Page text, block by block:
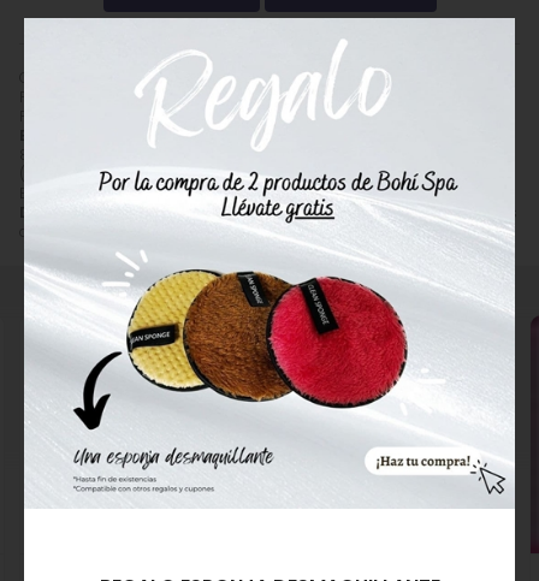
Depilève Espátula Mediana Corporal**
Producto descatalogado, recogida en tienda.
Precio, información, características e imágenes de
Espátula Mediana Corporal** referencia 8432666050783, EAN
8435179301078, pertenece a la categoría
(32) y a la marcaDepilève(81).
Encuentra productos relacionados y de similares características a
Depilève Espátula Mediana Corporal**en "Depilación", "Accesorios